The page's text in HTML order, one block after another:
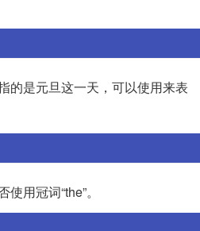
的是元旦这一天，可以使用来表
用冠词“the”。